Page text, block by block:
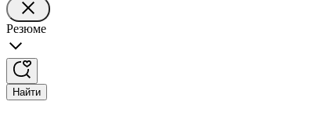
Резюме
Найти